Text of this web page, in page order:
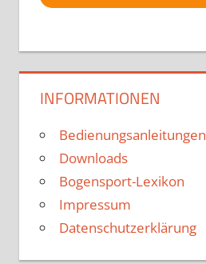
INFORMATIONEN
Bedienungsanleitungen
Downloads
Bogensport-Lexikon
Impressum
Datenschutzerklärung